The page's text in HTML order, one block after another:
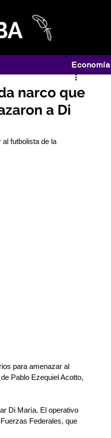
Economía
narco que
a Di
al futbolista de la
para amenazar al
Pablo Ezequiel Acotto,
Di María. El operativo
Federales, que